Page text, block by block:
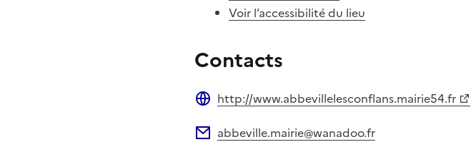
Voir l’accessibilité du lieu
Contacts
http://www.abbevillelesconflans.mairie54.fr
abbeville.mairie@wanadoo.fr